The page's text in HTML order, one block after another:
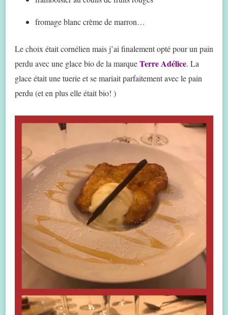
fromage blanc crème de marron…
Le choix était cornélien mais j’ai finalement opté pour un pain
perdu avec une glace bio de la marqueTerre Adélice. La
glace était une tuerie et se mariait parfaitement avec le pain
perdu (et en plus elle était bio! )